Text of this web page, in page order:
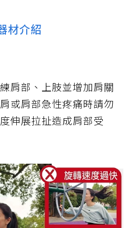
材介紹
肩部、上肢並增加肩關
或肩部急性疼痛時請勿
伸展拉扯造成肩部受